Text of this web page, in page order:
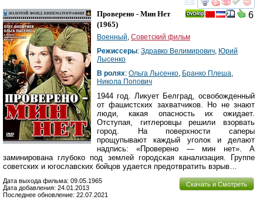
смотреть
6
Проверено - Мин Нет
(1965)
Военный, Советский фильм
Режиссеры: Здравко Велимирович, Юрий
Лысенко
В ролях: Ольга Лысенко, Бранко Плеша,
Никола Попович
1944 год. Ликует Белград, освобожденный
от фашистских захватчиков. Но не знают
люди, какая опасность их ожидает.
Отступая, гитлеровцы решили взорвать
город. На поверхности саперы
прощупывают каждый уголок и делают
надпись: «Проверено — мин нет». А
заминирована глубоко под землей городская канализация. Группе
советских и югославских бойцов удается предотвратить взрыв…
Скачать и Смотреть
Дата выхода фильма: 09.05.1965
Дата добавления: 24.01.2013
Последнее обновление: 22.07.2021